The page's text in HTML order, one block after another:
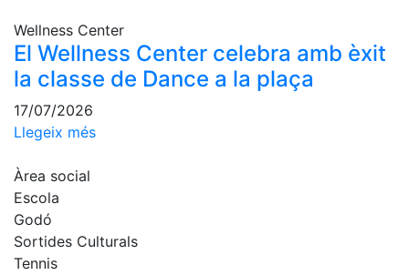
Normativa
Pàdel
Escola de
Pàdel
Social Pàdel
Quadre
Wellness Center
El Wellness Center celebra amb èxit
la classe de Dance a la plaça
17/07/2026
Llegeix més
Àrea social
Escola
Godó
Sortides Culturals
Tennis